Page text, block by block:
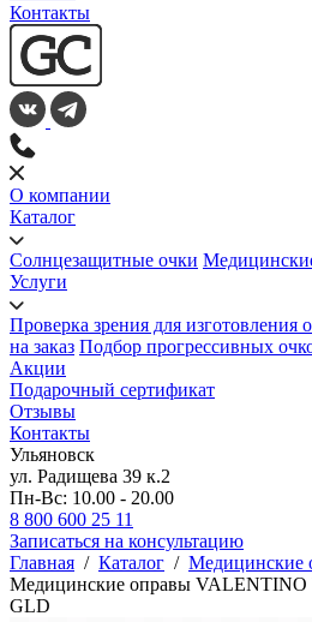
Контакты
О компании
Каталог
Солнцезащитные очки
Услуги
Проверка зрения для изготовления
на заказ Подбор прогрессивных
Акции
Подарочный сертификат
Отзывы
Контакты
Ульяновск
ул. Радищева 39 к.2
Пн-Вс: 10.00 - 20.00
8 800 600 25 11
Записаться на консультацию
Главная / Каталог / Медицинские
Медицинские оправы
GLD